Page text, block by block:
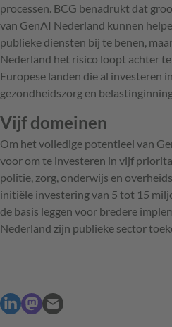
processen. BCG benadrukt dat
van GenAI Nederland kunnen
publieke diensten bij te benen,
Nederland het risico loopt achter
Europese landen die al investeren
gezondheidszorg en
Vijf domeinen
Om het volledige potentieel van
voor om te investeren in vijf
politie, zorg, onderwijs en
initiële investering van 5 tot 15
de basis leggen voor bredere
Nederland zijn publieke sector